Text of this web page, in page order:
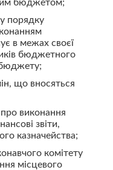
бюджетом;
порядку
в межах своєї
бюджетного
що вносяться
про виконання
звіти,
казначейства;
комітету
місцевого